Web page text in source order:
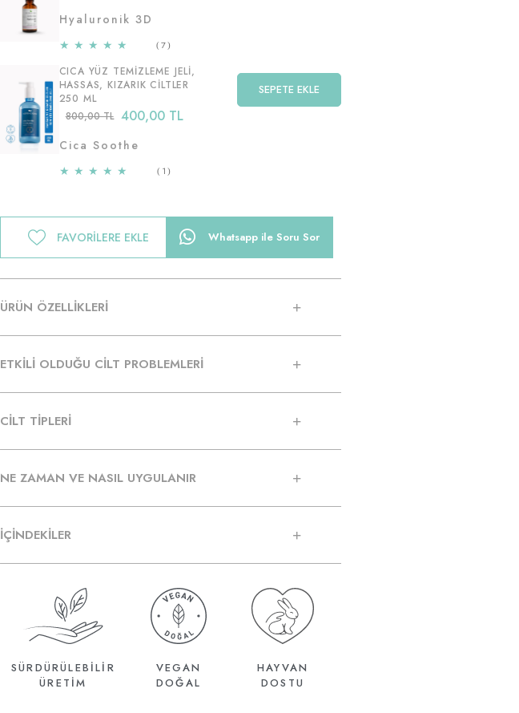
7
Hyaluronik 3D
★ ★ ★ ★ ★
CICA YÜZ TEMIZLEME JELI,
HASSAS, KIZARIK CILTLER
250 ML
1
400,00 TL
800,00 TL
Cica Soothe
★ ★ ★ ★ ★
SEPETE EKLE
FAVORILERE EKLE Whatsapp ile Soru Sor
ÜRÜN ÖZELLİKLERİ
ETKİLİ OLDUĞU CİLT PROBLEMLERİ
CİLT TİPLERİ
NE ZAMAN VE NASIL UYGULANIR
İÇİNDEKİLER
SÜRDÜRÜLEBİLİR
ÜRETİM
VEGAN
DOĞAL
HAYVAN
DOSTU